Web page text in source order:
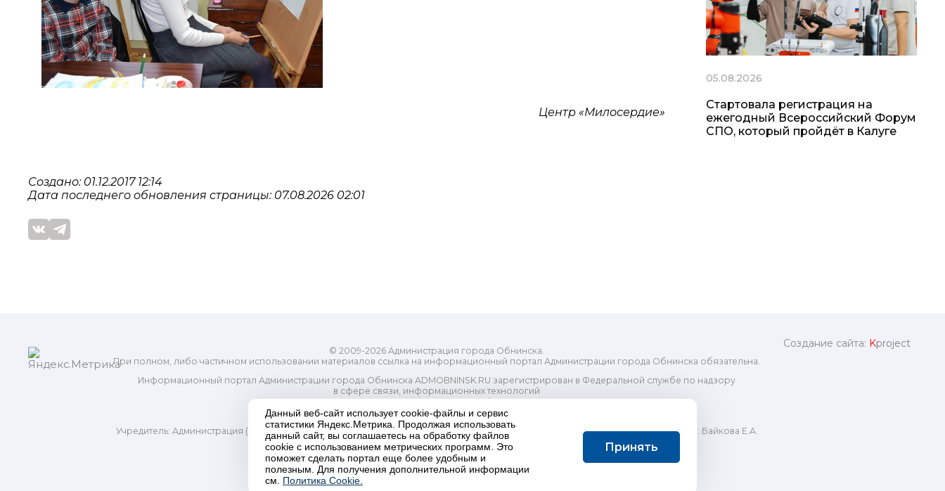
Центр «Милосердие»
Создано: 01.12.2017 12:14
Дата последнего обновления страницы: 07.08.2026 02:01
05.08.2026
Стартовала регистрация на
ежегодный Всероссийский Форум
СПО, который пройдёт в Калуге
© 2009-2026 Администрация города Обнинска.
При полном, либо частичном использовании материалов ссылка на информационный портал Администрации города Обнинска обязательна.
Информационный портал Администрации города Обнинска ADMOBNINSK.RU зарегистрирован в Федеральной службе по надзору
в сфере связи, информационных технологий
и массовых коммуникаций (Роскомнадзор) 24 июля 2018 года.
Свидетельство о регистрации Эл № ФС77-73321
Учредитель: Администрация (исполнительно-распорядительный орган) городского округа "Город Обнинск". Главный редактор: Байкова Е.А.
Адрес электронной почты Редакции: redactor@admobninsk.ru
Телефон Редакции: +7 (484) 395-85-85
Настоящий ресурс содержит материалы 18+
Политика в отношении обработки персональных данных
Создание сайта: Kproject
Данный веб-сайт использует cookie-файлы и сервис
статистики Яндекс.Метрика. Продолжая использовать
данный сайт, вы соглашаетесь на обработку файлов
cookie с использованием метрических программ. Это
поможет сделать портал еще более удобным и
полезным. Для получения дополнительной информации
см. Политика Cookie.
Принять